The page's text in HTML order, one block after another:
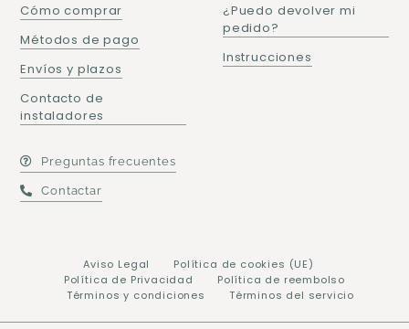
Cómo comprar
Métodos de pago
Envíos y plazos
Contacto de
instaladores
¿Puedo devolver mi
pedido?
Instrucciones
Preguntas frecuentes
Contactar
Aviso Legal
Política de cookies (UE)
Política de Privacidad
Política de reembolso
Términos y condiciones
Términos del servicio